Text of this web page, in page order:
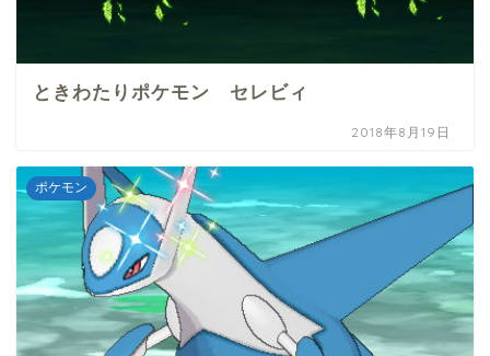
ときわたりポケモン セレビィ
2018年8月19日
ポケモン